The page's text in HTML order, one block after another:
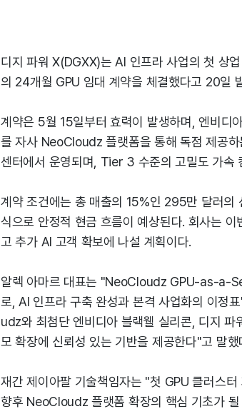
디지 파워 X(DGXX)는 AI 인프라 사업의 첫 상
의 24개월 GPU 임대 계약을 체결했다고 20일
계약은 5월 15일부터 효력이 발생하며, 엔비디
를 자사 NeoCloudz 플랫폼을 통해 독점 제공
센터에서 운영되며, Tier 3 수준의 고밀도 가속
계약 조건에는 총 매출의 15%인 295만 달러의
식으로 안정적 현금 흐름이 예상된다. 회사는
고 추가 AI 고객 확보에 나설 계획이다.
알렉 아마르 대표는 "NeoCloudz GPU-as-a-
로, AI 인프라 구축 완성과 본격 사업화의 이정
udz와 최첨단 엔비디아 블랙웰 실리콘, 디지
모 확장에 신뢰성 있는 기반을 제공한다"고 말했
재간 제이아팔 기술책임자는 "첫 GPU 클러스
향후 NeoCloudz 플랫폼 확장의 핵심 기초가